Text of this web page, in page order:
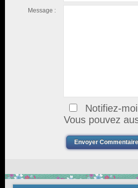
Message :
Notifiez-
Vous pouvez
Envoyer Commentaire